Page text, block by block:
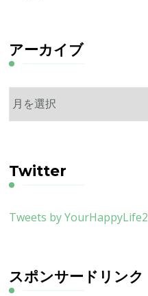
アーカイブ
ア
ー
ブ
Twitter
Tweets by YourHappyLife2
スポンサードリンク